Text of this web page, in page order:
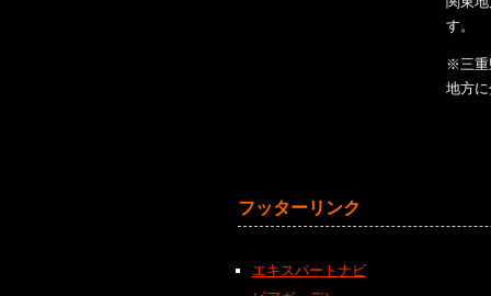
す。
※三重
地方
フッターリンク
エキスパートナビ